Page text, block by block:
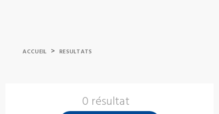
ACCUEIL > RESULTATS
0 résultat